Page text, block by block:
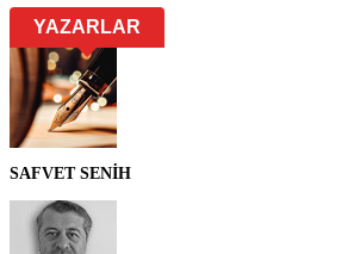
YAZARLAR
SAFVET SENİH